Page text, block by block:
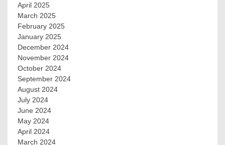
April 2025
March 2025
February 2025
January 2025
December 2024
November 2024
October 2024
September 2024
August 2024
July 2024
June 2024
May 2024
April 2024
March 2024